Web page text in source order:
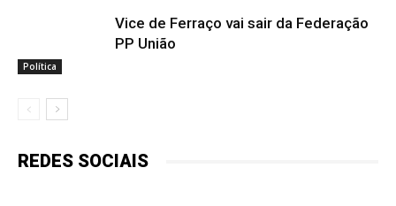
Política
Vice de Ferraço vai sair da Federação
PP União
REDES SOCIAIS